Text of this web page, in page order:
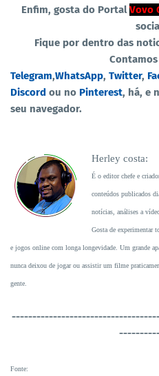
Enfim, gosta do PortalVovo
Fique por dentro das
Telegram,WhatsApp, Twitter,
Discord ou no Pinterest, há, e
seu navegador.
Herley costa:
É o editor chefe e
conteúdos publicados
notícias, análises a
Gosta de experimentar
e jogos online com longa longevidade. Um grande
nunca deixou de jogar ou assistir um filme
gente.
----------------------------------
Fonte: